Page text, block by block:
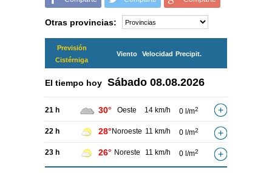
Otras provincias:
Previsión
Cistérniga
Viento Velocidad Precipit.
El tiempo hoy Sábado 08.08.2026
21 h 30° Oeste 14 km/h 0 l/m2
22 h 28° Noroeste 11 km/h 0 l/m2
23 h 26° Noreste 11 km/h 0 l/m2